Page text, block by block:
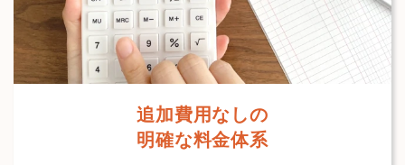
追加費用なしの
明確な料金体系